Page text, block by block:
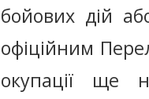
бойових дій
офіційним
окупації ще